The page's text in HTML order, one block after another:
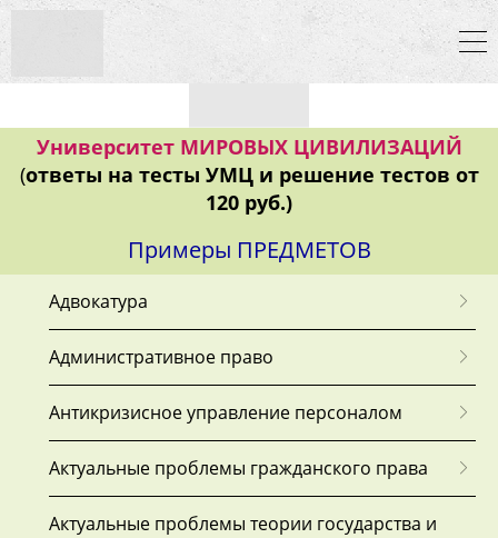
Тесты
Контрольные
Курсовые
Экзамены
Практические
работы
ОСТАВИТЬ ЗАЯВКУ
Университет МИРОВЫХ ЦИВИЛИЗАЦИЙ
(ответы на тесты УМЦ и решение тестов от
120 руб.)
Примеры ПРЕДМЕТОВ
Адвокатура
Административное право
Антикризисное управление персоналом
Актуальные проблемы гражданского права
Актуальные проблемы теории государства и